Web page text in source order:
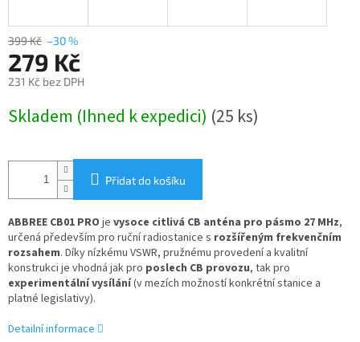
399 Kč –30 %
279 Kč
231 Kč bez DPH
cena:
Skladem (Ihned k expedici) (25 ks)
Přidat do košíku
ABBREE CB01 PRO je vysoce citlivá CB anténa pro pásmo 27 MHz,
určená především pro ruční radiostanice s rozšířeným frekvenčním
rozsahem. Díky nízkému VSWR, pružnému provedení a kvalitní
konstrukci je vhodná jak pro poslech CB provozu, tak pro
experimentální vysílání(v mezích možností konkrétní stanice a
platné legislativy).
Detailní informace